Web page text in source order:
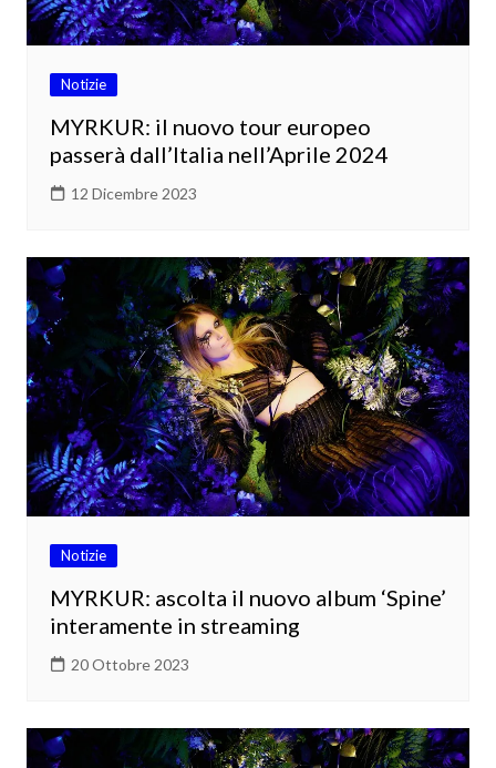
Notizie
MYRKUR: il nuovo tour europeo
passerà dall’Italia nell’Aprile 2024
12 Dicembre 2023
Notizie
MYRKUR: ascolta il nuovo album ‘Spine’
interamente in streaming
20 Ottobre 2023